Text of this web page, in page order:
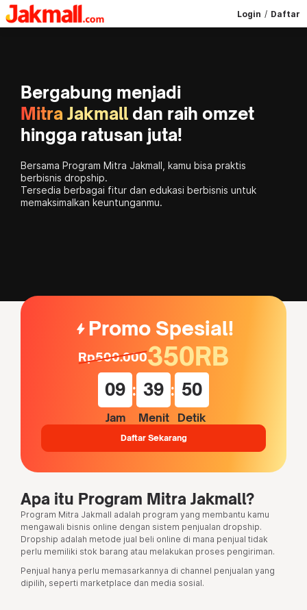
Login / Daftar
Bergabung menjadi
Mitra Jakmall dan raih omzet
hingga ratusan juta!
Bersama Program Mitra Jakmall, kamu bisa praktis
berbisnis dropship.
Tersedia berbagai fitur dan edukasi berbisnis untuk
memaksimalkan keuntunganmu.
bolt Promo Spesial!
Rp500.000350RB
09
Jam
: 39
Menit
: 49
Detik
Daftar Sekarang
Apa itu Program Mitra Jakmall?
Program Mitra Jakmall adalah program yang membantu kamu
mengawali bisnis online dengan sistem penjualan dropship.
Dropship adalah metode jual beli online di mana penjual tidak
perlu memiliki stok barang atau melakukan proses pengiriman.
Penjual hanya perlu memasarkannya di channel penjualan yang
dipilih, seperti marketplace dan media sosial.